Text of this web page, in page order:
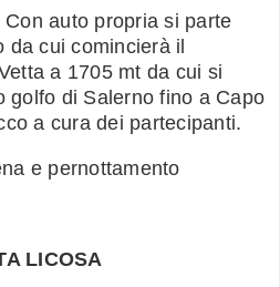
auto propria si parte
da cui comincierà il
a 1705 mt da cui si
golfo di Salerno fino a Capo
a cura dei partecipanti.
e pernottamento
LICOSA